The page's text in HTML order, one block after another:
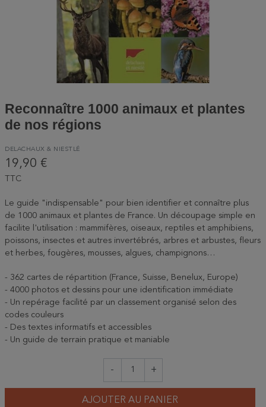
Reconnaître 1000 animaux et plantes
de nos régions
DELACHAUX & NIESTLÉ
19,90 €
TTC
Le guide "indispensable" pour bien identifier et connaître plus
de 1000 animaux et plantes de France. Un découpage simple en
facilite l'utilisation : mammifères, oiseaux, reptiles et amphibiens,
poissons, insectes et autres invertébrés, arbres et arbustes, fleurs
et herbes, fougères, mousses, algues, champignons…
- 362 cartes de répartition (France, Suisse, Benelux, Europe)
- 4000 photos et dessins pour une identification immédiate
- Un repérage facilité par un classement organisé selon des
codes couleurs
- Des textes informatifs et accessibles
- Un guide de terrain pratique et maniable
- +
AJOUTER AU PANIER